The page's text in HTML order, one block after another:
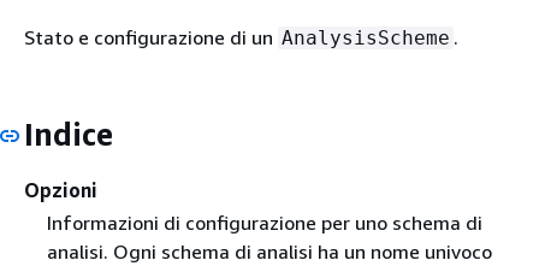
Stato e configurazione di un AnalysisScheme .
Indice
Opzioni
Informazioni di configurazione per uno schema di
analisi. Ogni schema di analisi ha un nome univoco